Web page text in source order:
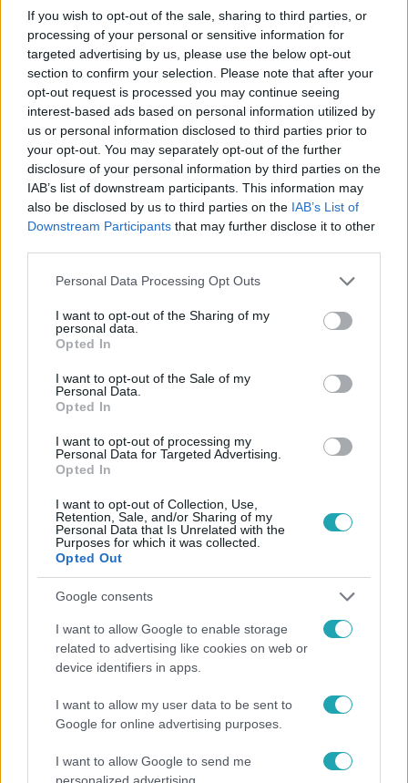
If you wish to opt-out of the sale, sharing to third parties, or
processing of your personal or sensitive information for
targeted advertising by us, please use the below opt-out
section to confirm your selection. Please note that after your
opt-out request is processed you may continue seeing
interest-based ads based on personal information utilized by
us or personal information disclosed to third parties prior to
your opt-out. You may separately opt-out of the further
disclosure of your personal information by third parties on the
IAB’s list of downstream participants. This information may
also be disclosed by us to third parties on the IAB’s List of
Downstream Participants that may further disclose it to other
Please note that this website/app uses one or more Google
not limited to your visit or usage behaviour. You may click to
grant or deny consent to Google and its third-party tags to
use your data for below specified purposes in below Google
consent section.
Personal Data Processing Opt Outs
I want to opt-out of the Sharing of my
personal data.
Opted In
I want to opt-out of the Sale of my
Personal Data.
Opted In
I want to opt-out of processing my
Personal Data for Targeted Advertising.
Opted In
I want to opt-out of Collection, Use,
Retention, Sale, and/or Sharing of my
Personal Data that Is Unrelated with the
Purposes for which it was collected.
Opted Out
Google consents
I want to allow Google to enable storage
related to advertising like cookies on web or
device identifiers in apps.
I want to allow my user data to be sent to
Google for online advertising purposes.
I want to allow Google to send me
personalized advertising.
Kövess minket, és értesülj a friss hírekről a
Facebookon is!
Követem
HÍRADÓ #
MENEKÜLÉS
Népszerű